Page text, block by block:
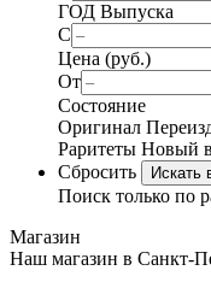
ГОД Выпуска
С
Цена (руб.)
От
Состояние
Оригинал
Раритеты Новый
Сбросить
Искать
Поиск только по
Магазин
Наш магазин в Санкт-